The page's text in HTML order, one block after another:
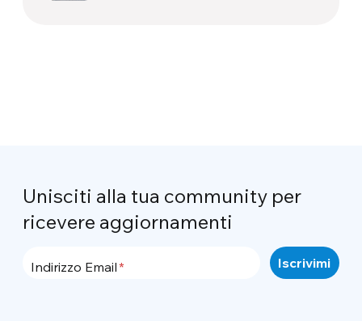
Unisciti alla tua community per
ricevere aggiornamenti
Indirizzo Email